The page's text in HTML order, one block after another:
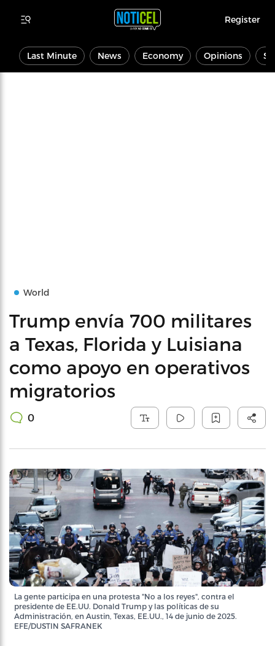
Register
Last Minute News Economy Opinions
World
Trump envía 700 militares
a Texas, Florida y Luisiana
como apoyo en operativos
migratorios
0
La gente participa en una protesta "No a los reyes", contra el
presidente de EE.UU. Donald Trump y las políticas de su
Administración, en Austin, Texas, EE.UU., 14 de junio de 2025.
EFE/DUSTIN SAFRANEK